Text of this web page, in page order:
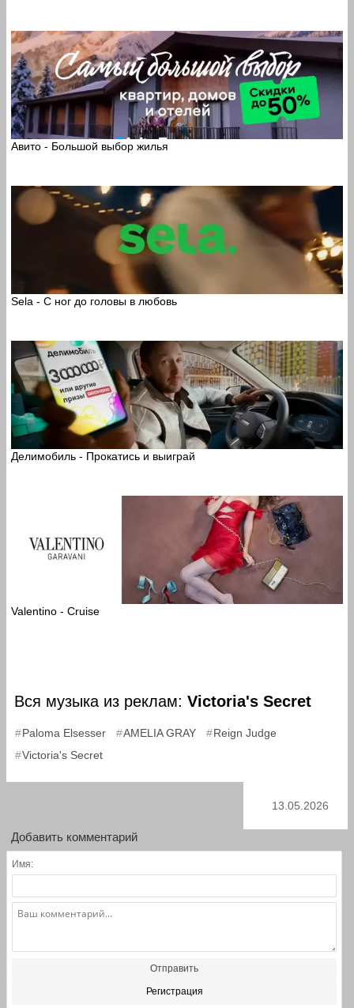
Авито - Большой выбор жилья
Sela - С ног до головы в любовь
Делимобиль - Прокатись и выиграй
Valentino - Cruise
Вся музыка из реклам: Victoria's Secret
Paloma Elsesser AMELIA GRAY Reign Judge
Victoria's Secret
13.05.2026
Добавить комментарий
Имя:
Отправить
Регистрация